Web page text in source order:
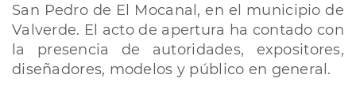
de
San
Pedro
(El
Mocanal)
San Pedro de El Mocanal, en el municipio de
Valverde. El acto de apertura ha contado con
la presencia de autoridades, expositores,
diseñadores, modelos y público en general.